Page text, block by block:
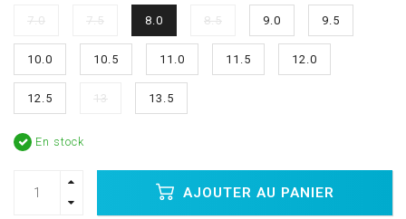
7.0 7.5 8.0 8.5 9.0 9.5
10.0 10.5 11.0 11.5 12.0
12.5 13 13.5
En stock
AJOUTER AU PANIER